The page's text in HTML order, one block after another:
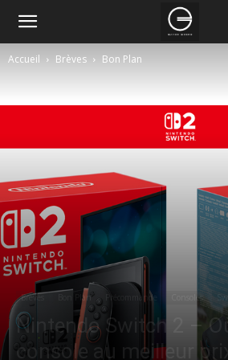
Accueil Brèves Bon Plan
Brèves Bon Plan Précommande Consoles
Nintendo Switch 2 –
console au meilleur